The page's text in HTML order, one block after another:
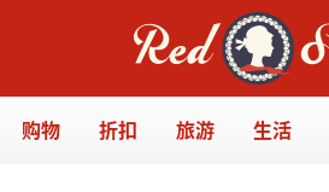
购物 折扣 旅游 生活